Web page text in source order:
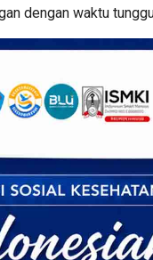
dengan waktu